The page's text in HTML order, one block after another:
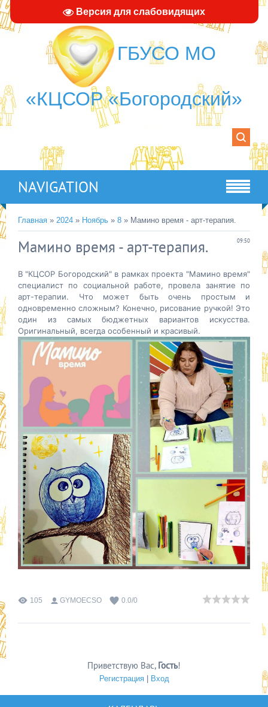
Версия для слабовидящих
ГБУСО МО
«КЦСОР «Богородский»
NAVIGATION
Главная » 2024 » Ноябрь » 8 » Мамино время - арт-терапия.
09:50
Мамино время - арт-терапия.
В "КЦСОР Богородский" в рамках проекта "Мамино время"
специалист по социальной работе, провела занятие по
арт-терапии. Что может быть очень простым и
одновременно сложным? Конечно, рисование ручкой! Это
один из самых бюджетных вариантов искусства.
Оригинальный, всегда особенный и красивый.
105 GYMOECSO 0.0/0
Приветствую Вас, Гость!
Регистрация| Вход